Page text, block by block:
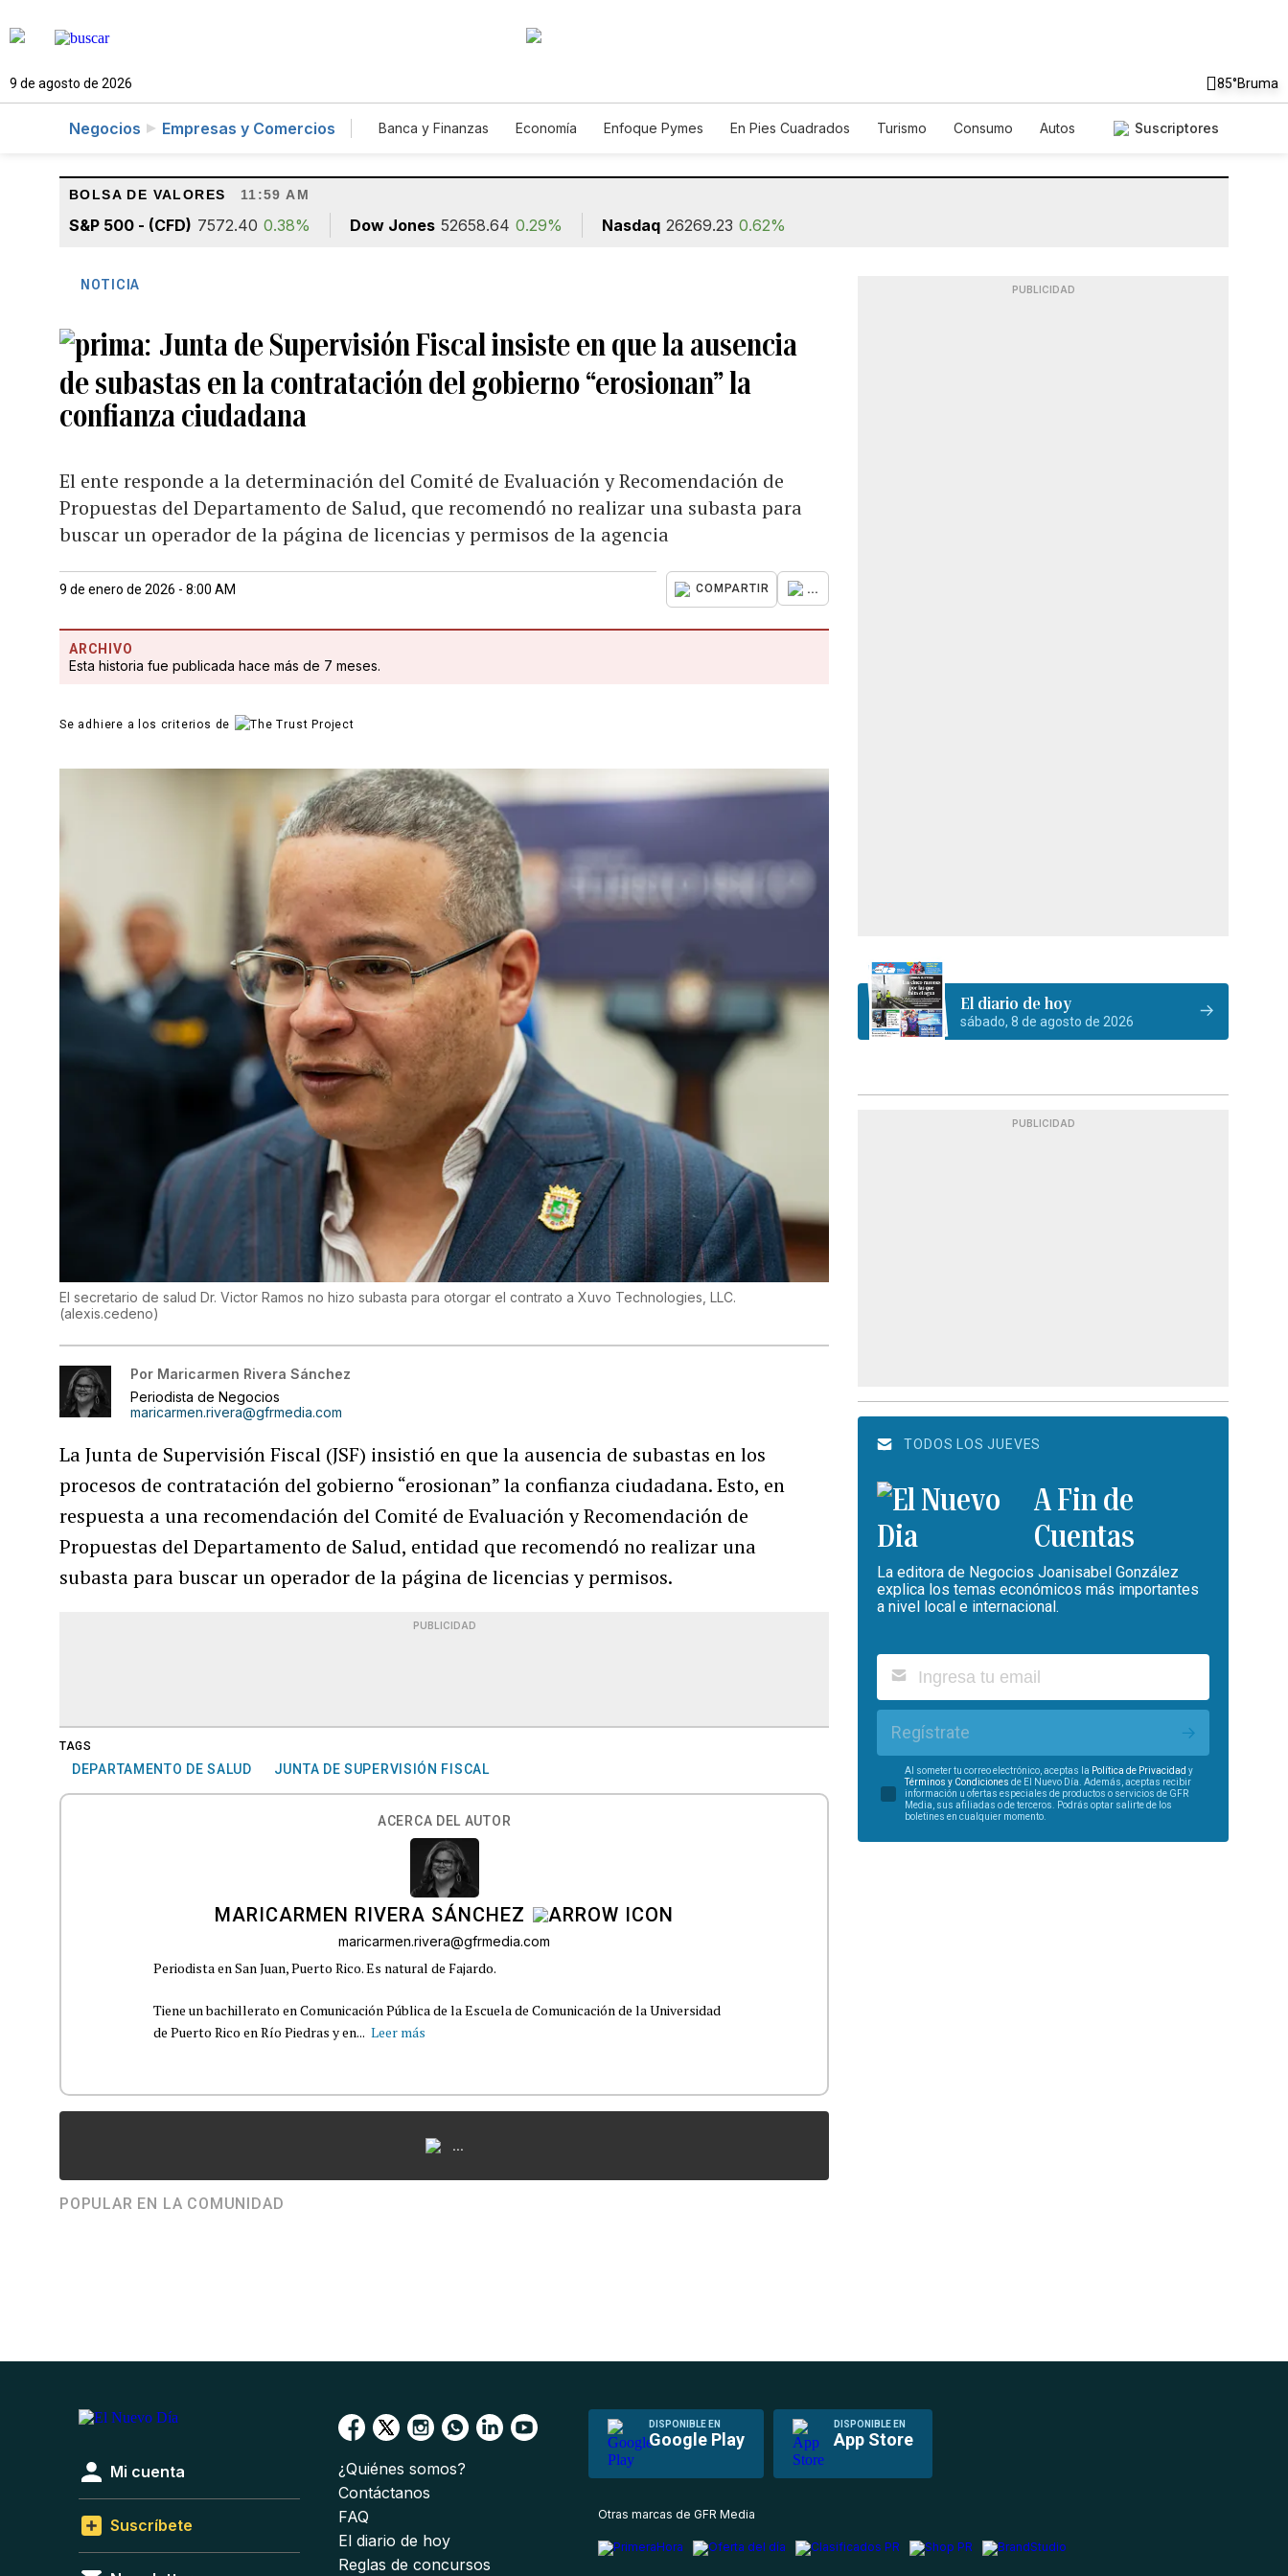
9 de agosto de 2026 85°Bruma
Negocios Empresas y Comercios Banca y Finanzas Economía Enfoque Pymes En Pies Cuadrados Turismo Consumo
Autos
Suscriptores
BOLSA DE VALORES 11:59 AM
S&P 500 - (CFD) 7572.40 0.38% Dow Jones 52658.64 0.29% Nasdaq 26269.23 0.62%
NOTICIA
Junta de Supervisión Fiscal insiste en que la ausencia
de subastas en la contratación del gobierno “erosionan” la
confianza ciudadana
El ente responde a la determinación del Comité de Evaluación y Recomendación de
Propuestas del Departamento de Salud, que recomendó no realizar una subasta para
buscar un operador de la página de licencias y permisos de la agencia
9 de enero de 2026 - 8:00 AM COMPARTIR ...
ARCHIVO
Esta historia fue publicada hace más de 7 meses.
Se adhiere a los criterios de
El secretario de salud Dr. Victor Ramos no hizo subasta para otorgar el contrato a Xuvo Technologies, LLC.
(alexis.cedeno)
Por Maricarmen Rivera Sánchez
Periodista de Negocios
maricarmen.rivera@gfrmedia.com
La Junta de Supervisión Fiscal (JSF) insistió en que la ausencia de subastas en los
procesos de contratación del gobierno “erosionan” la confianza ciudadana. Esto, en
respuesta a una recomendación del Comité de Evaluación y Recomendación de
Propuestas del Departamento de Salud, entidad que recomendó no realizar una
subasta para buscar un operador de la página de licencias y permisos.
PUBLICIDAD
TAGS
DEPARTAMENTO DE SALUD JUNTA DE SUPERVISIÓN FISCAL
ACERCA DEL AUTOR
MARICARMEN RIVERA SÁNCHEZ
maricarmen.rivera@gfrmedia.com
Periodista en San Juan, Puerto Rico. Es natural de Fajardo.
Tiene un bachillerato en Comunicación Pública de la Escuela de Comunicación de la Universidad
de Puerto Rico en Río Piedras y en... Leer más
...
POPULAR EN LA COMUNIDAD
PUBLICIDAD
El diario de hoy
sábado, 8 de agosto de 2026
PUBLICIDAD
TODOS LOS JUEVES
A Fin de
Cuentas
La editora de Negocios Joanisabel González
explica los temas económicos más importantes
a nivel local e internacional.
Regístrate
Al someter tu correo electrónico, aceptas la Política de Privacidad y
Términos y Condiciones de El Nuevo Día. Además, aceptas recibir
información u ofertas especiales de productos o servicios de GFR
Media, sus afiliadas o de terceros. Podrás optar salirte de los
boletines en cualquier momento.
DISPONIBLE EN
Google Play
DISPONIBLE EN
App Store
Mi cuenta
Suscríbete
¿Quiénes somos?
Contáctanos
FAQ
El diario de hoy
Reglas de concursos
Otras marcas de GFR Media